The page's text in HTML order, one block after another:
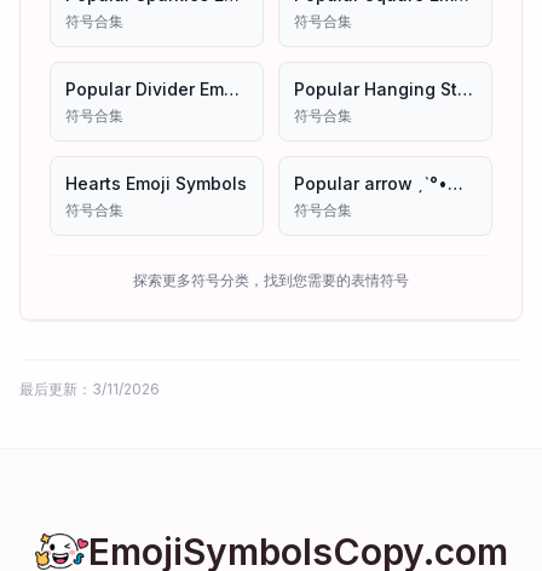
符号合集 符号合集
Popular Divider Emoji Symbols
符号合集
Popular Hanging Stars Emoji Symbols
符号合集
Hearts Emoji Symbols
符号合集
Popular arrow ˏˋ°•✱⁀➷ Emoji Symbols Copy And Paste
符号合集
探索更多符号分类，找到您需要的表情符号
最后更新：3/11/2026
EmojiSymbolsCopy.com